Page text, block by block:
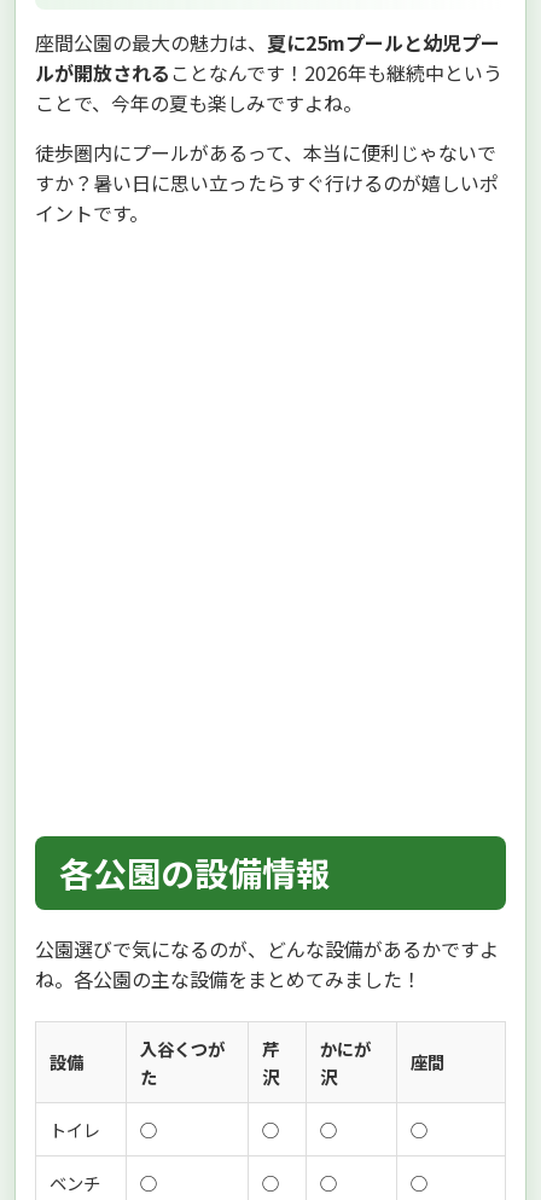
座間公園の最大の魅力は、 夏に25mプールと幼児プー
ルが開放される ことなんです！2026年も継続中という
ことで、今年の夏も楽しみですよね。
徒歩圏内にプールがあるって、本当に便利じゃないで
すか？暑い日に思い立ったらすぐ行けるのが嬉しいポ
イントです。
各公園の設備情報
公園選びで気になるのが、どんな設備があるかですよ
ね。各公園の主な設備をまとめてみました！
設備
入谷くつが
た
芹
沢
かにが
沢
座間
トイレ ○ ○ ○ ○
ベンチ ○ ○ ○ ○